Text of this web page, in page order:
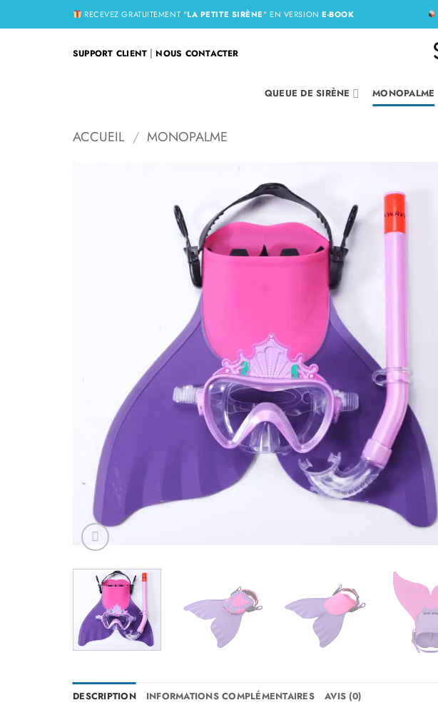
au
RECEVEZ GRATUITEMENT "LA PETITE SIRÈNE" EN VERSIONE-BOOK
SUPPORT CLIENT |NOUS CONTACTER
QUEUE DE SIRÈNE MONOPALME
ACCUEIL / MONOPALME
DESCRIPTION INFORMATIONS COMPLÉMENTAIRES AVIS (0)